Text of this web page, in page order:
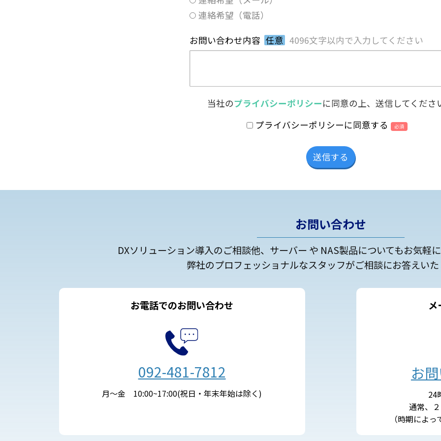
連絡希望（電話）
お問い合わせ内容 任意 4096文字以内で入力してください
当社のプライバシーポリシーに同意の上、送信してくださ
プライバシーポリシーに同意する
必須
お問い合わせ
DXソリューション導入のご相談他、サーバー や NAS製品についてもお気軽
弊社のプロフェッショナルなスタッフがご相談にお答えい
お電話でのお問い合わせ
092-481-7812
月～金 10:00~17:00(祝日・年末年始は除く)
メ
お
24
通常、
（時期によ